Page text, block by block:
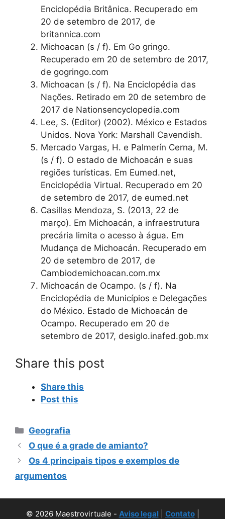
Enciclopédia Britânica. Recuperado em
20 de setembro de 2017, de
britannica.com
Michoacan (s / f). Em Go gringo.
Recuperado em 20 de setembro de 2017,
de gogringo.com
Michoacan (s / f). Na Enciclopédia das
Nações. Retirado em 20 de setembro de
2017 de Nationsencyclopedia.com
Lee, S. (Editor) (2002). México e Estados
Unidos. Nova York: Marshall Cavendish.
Mercado Vargas, H. e Palmerín Cerna, M.
(s / f). O estado de Michoacán e suas
regiões turísticas. Em Eumed.net,
Enciclopédia Virtual. Recuperado em 20
de setembro de 2017, de eumed.net
Casillas Mendoza, S. (2013, 22 de
março). Em Michoacán, a infraestrutura
precária limita o acesso à água. Em
Mudança de Michoacán. Recuperado em
20 de setembro de 2017, de
Cambiodemichoacan.com.mx
Michoacán de Ocampo. (s / f). Na
Enciclopédia de Municípios e Delegações
do México. Estado de Michoacán de
Ocampo. Recuperado em 20 de
setembro de 2017, desiglo.inafed.gob.mx
Share this post
Share this
Post this
Categorias
Geografia
O que é a grade de amianto?
Os 4 principais tipos e exemplos de
argumentos
© 2026 Maestrovirtuale - Aviso legal| Contato|